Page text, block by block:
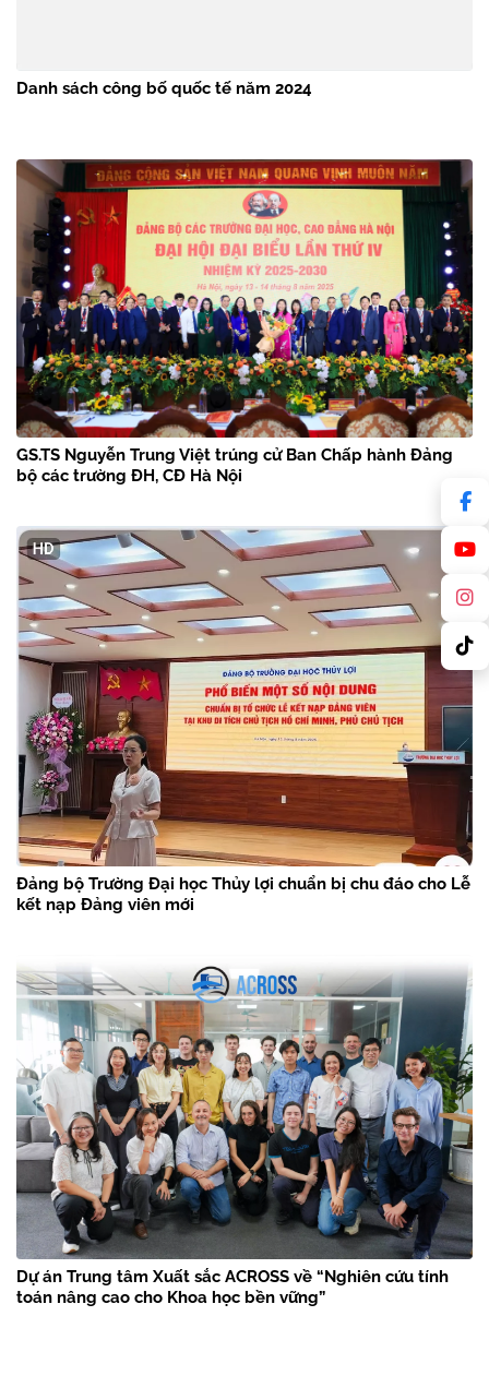
Danh sách công bố quốc tế năm 2024
GS.TS Nguyễn Trung Việt trúng cử Ban Chấp hành Đảng
bộ các trường ĐH, CĐ Hà Nội
Đảng bộ Trường Đại học Thủy lợi chuẩn bị chu đáo cho Lễ
kết nạp Đảng viên mới
Dự án Trung tâm Xuất sắc ACROSS về “Nghiên cứu tính
toán nâng cao cho Khoa học bền vững”